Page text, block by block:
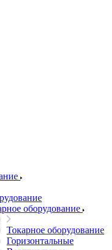
оборудование
Токарное оборудование
Горизонтальные